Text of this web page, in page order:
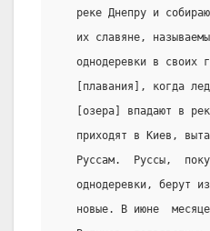
реке Днепру и
их славяне,
однодеревки в своих
[плавания], когда
[озера] впадают в
приходят в Киев,
Руссам.  Руссы,
однодеревки, берут
новые. В июне